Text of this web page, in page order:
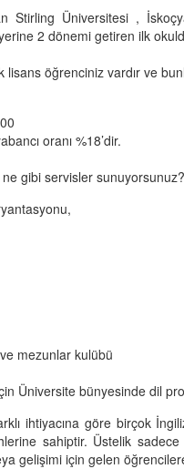
Stirling Üniversitesi ,
2 dönemi getiren ilk
lisans öğrenciniz vardır ve
oranı %18’dir.
gibi servisler sunuyorsunuz?
mezunlar kulübü
Üniversite bünyesinde dil
ihtiyacına göre birçok
sahiptir. Üstelik
gelişimi için gelen